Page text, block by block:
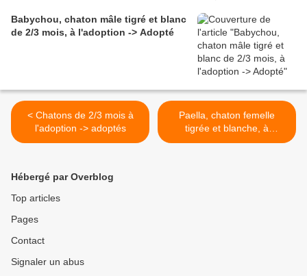
Babychou, chaton mâle tigré et blanc
de 2/3 mois, à l'adoption -> Adopté
< Chatons de 2/3 mois à
l'adoption -> adoptés
Paella, chaton femelle
tigrée et blanche, à
l'adoption -> adoptée >
Hébergé par Overblog
Top articles
Pages
Contact
Signaler un abus